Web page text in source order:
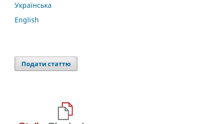
Українська
English
Подати статтю